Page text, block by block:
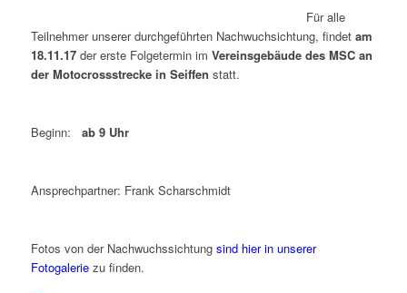
Für alle
Teilnehmer unserer durchgeführten Nachwuchsichtung, findet am
18.11.17der erste Folgetermin im Vereinsgebäude des MSC an
der Motocrossstrecke in Seiffen statt.
Beginn: ab 9 Uhr
Ansprechpartner: Frank Scharschmidt
Fotos von der Nachwuchssichtung sind hier in unserer
Fotogaleriezu finden.